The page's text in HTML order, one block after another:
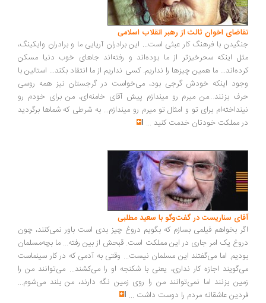
تقاضای اخوان ثالث از رهبر انقلاب اسلامی
جنگیدن با فرهنگ کار عبثی است... این برادران آریایی ما و برادران وایکینگ،
مثل اینکه سحرخیزتر از ما بوده‌اند و رفته‌اند جاهای خوب دنیا مسکن
کرده‌اند... ما همین چیزها را نداریم. کسی نداریم از ما انتقاد بکند... استالین با
وجود اینکه خودش گرجی بود، می‌خواست در گرجستان نیز همه روسی
حرف بزنند...من میرم رو میندازم پیش آقای خامنه‌ای، من برای خودم رو
نینداخته‌ام برای تو و امثال تو میرم رو میندازم... به شرطی که شماها برگردید
در مملکت خودتان خدمت کنید ...
آقای سناریست در گفت‌وگو با سعید مطلبی
اگر بخواهم فیلمی بسازم که بگویم دروغ چیز بدی است باور نمی‌کنند، چون
دروغ یک امر جاری در این مملکت است. قبحش از بین رفته... ما بچه‌مسلمان
بودیم. اما می‌گفتند این مسلمان نیست... وقتی به آدمی که در کار سینماست
می‌گویند اجازه کار نداری، یعنی با شکنجه او را می‌کشند... می‌توانند من را
زمین بزنند اما نمی‌توانند من را روی زمین نگه دارند، من بلند می‌شوم...
فردین عاشقانه مردم را دوست داشت ...